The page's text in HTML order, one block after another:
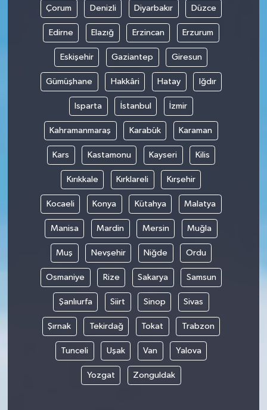
Çorum Denizli Diyarbakır Düzce
Edirne Elazığ Erzincan Erzurum
Eskişehir Gaziantep Giresun
Gümüşhane Hakkâri Hatay Iğdır
Isparta İstanbul İzmir
Kahramanmaraş Karabük Karaman
Kars Kastamonu Kayseri Kilis
Kırıkkale Kırklareli Kırşehir
Kocaeli Konya Kütahya Malatya
Manisa Mardin Mersin Muğla
Muş Nevşehir Niğde Ordu
Osmaniye Rize Sakarya Samsun
Şanlıurfa Siirt Sinop Sivas
Şırnak Tekirdağ Tokat Trabzon
Tunceli Uşak Van Yalova
Yozgat Zonguldak